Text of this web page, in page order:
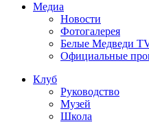
Медиа
Новости
Фотогалерея
Белые Медведи
Официальные
Клуб
Руководство
Музей
Школа